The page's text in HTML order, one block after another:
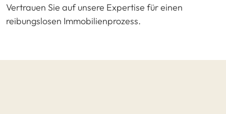
Vertrauen Sie auf unsere Expertise für einen
reibungslosen Immobilienprozess.